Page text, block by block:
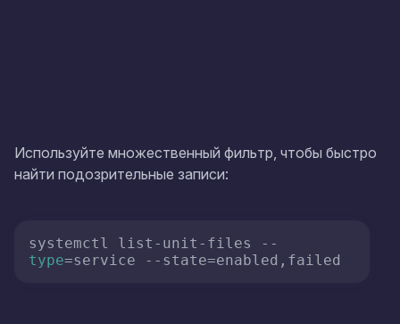
Используйте множественный фильтр, чтобы быстро
найти подозрительные записи:
systemctl list-unit-files --
type